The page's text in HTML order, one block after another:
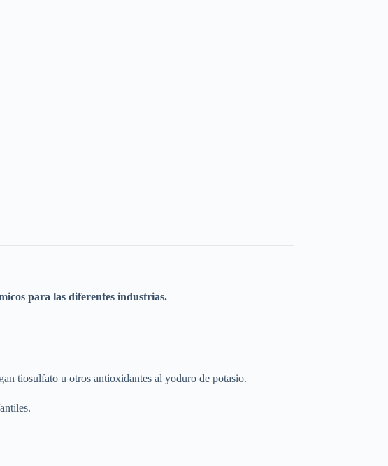
para las diferentes industrias.
tiosulfato u otros antioxidantes al yoduro de potasio.